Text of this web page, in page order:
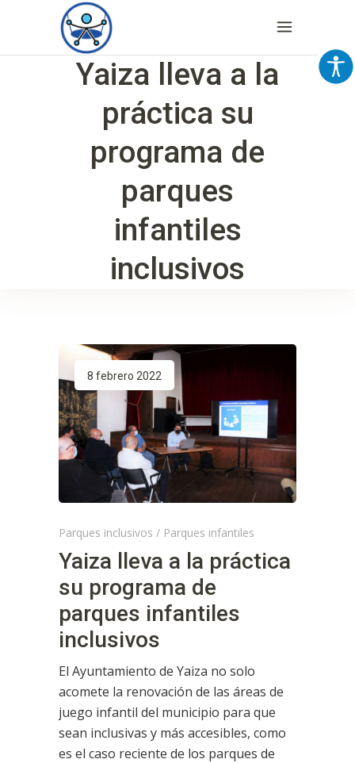
Yaiza lleva a la
práctica su
programa de
parques
infantiles
inclusivos
8 febrero 2022
Parques inclusivos / Parques infantiles
Yaiza lleva a la práctica
su programa de
parques infantiles
inclusivos
El Ayuntamiento de Yaiza no solo
acomete la renovación de las áreas de
juego infantil del municipio para que
sean inclusivas y más accesibles, como
es el caso reciente de los parques de